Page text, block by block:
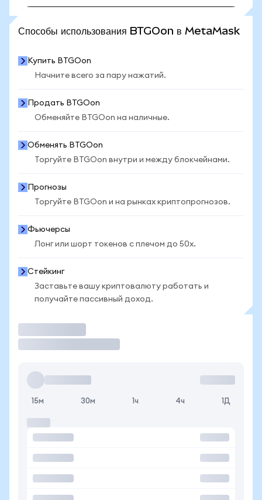
Способы использования BTGOon в MetaMask
Купить BTGOon
Начните всего за пару нажатий.
Продать BTGOon
Обменяйте BTGOon на наличные.
Обменять BTGOon
Торгуйте BTGOon внутри и между блокчейнами.
Прогнозы
Торгуйте BTGOon и на рынках криптопрогнозов.
Фьючерсы
Лонг или шорт токенов с плечом до 50x.
Стейкинг
Заставьте вашу криптовалюту работать и
получайте пассивный доход.
15м 30м 1ч 4ч 1Д